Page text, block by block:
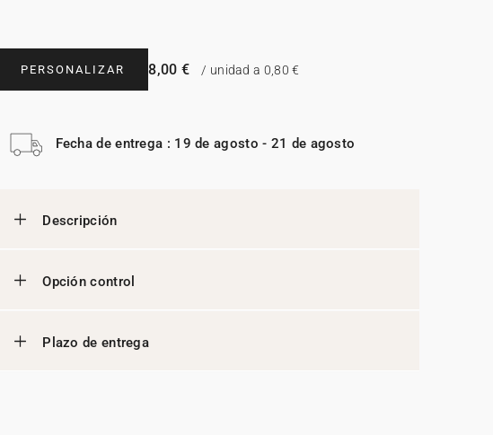
PERSONALIZAR 8,00 € / unidad a 0,80 €
Fecha de entrega : 19 de agosto - 21 de agosto
Descripción
Opción control
Plazo de entrega